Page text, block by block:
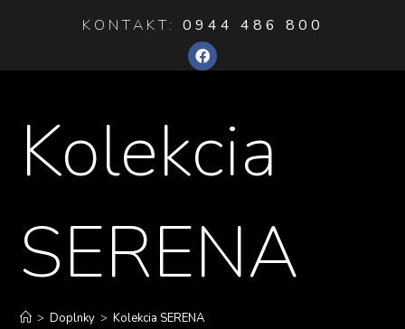
KONTAKT: 0944 486 800
Kolekcia
SERENA
> Doplnky > Kolekcia SERENA